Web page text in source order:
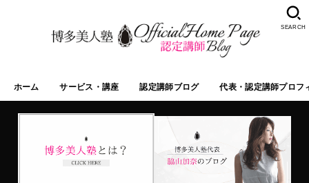
ホーム サービス・講座 認定講師ブログ 代表・認定講師プロフ
SEARCH